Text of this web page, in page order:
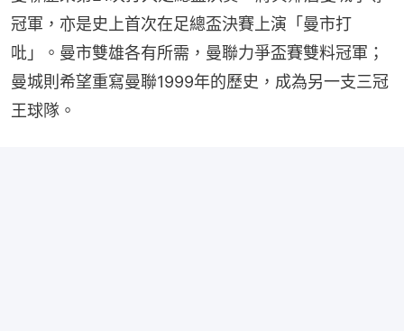
冠軍，亦是史上首次在足總盃決賽上演「曼市打
吡」。曼市雙雄各有所需，曼聯力爭盃賽雙料冠軍；
曼城則希望重寫曼聯1999年的歷史，成為另一支三冠
王球隊。